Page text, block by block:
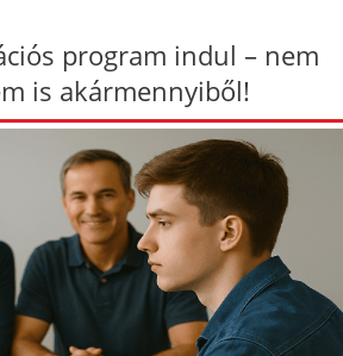
program indul – nem
is akármennyiből!